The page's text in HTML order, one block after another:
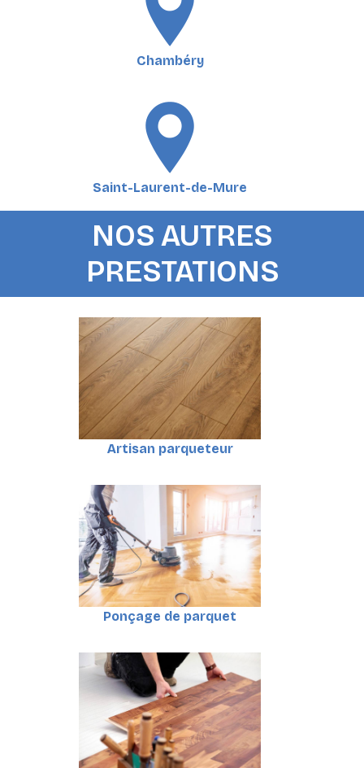
Chambéry
Saint-Laurent-de-Mure
NOS AUTRES
PRESTATIONS
Artisan parqueteur
Ponçage de parquet